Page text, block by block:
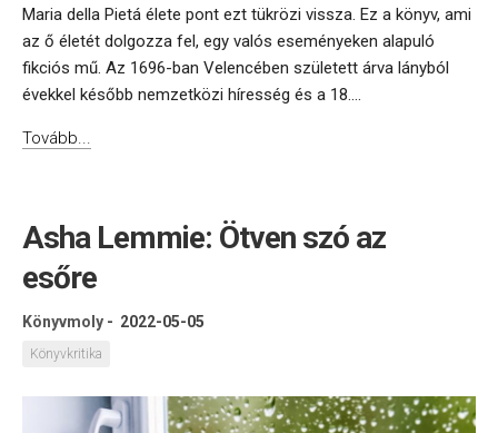
Maria della Pietá élete pont ezt tükrözi vissza. Ez a könyv, ami
az ő életét dolgozza fel, egy valós eseményeken alapuló
fikciós mű. Az 1696-ban Velencében született árva lányból
évekkel később nemzetközi híresség és a 18....
Tovább...
Asha Lemmie: Ötven ​szó az
esőre
Könyvmoly - 2022-05-05
Könyvkritika